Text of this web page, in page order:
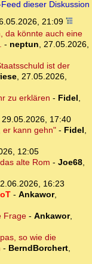
Feed dieser Diskussion
21:09
da könnte auch eine
- neptun, 27.05.2026,
ist der
, 27.05.2026,
zu erklären - Fidel,
29.05.2026, 17:40
er kann gehn"- Fidel,
12:05
alte Rom - Joe68,
16:23
- Ankawor,
Frage- Ankawor,
so wie die
- BerndBorchert,